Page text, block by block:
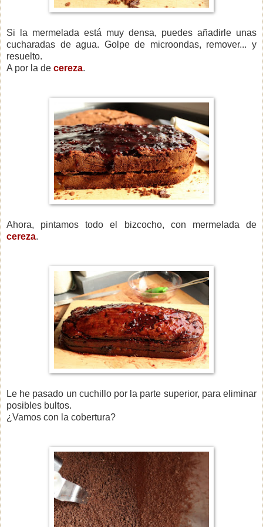
Si la mermelada está muy densa, puedes añadirle unas
cucharadas de agua. Golpe de microondas, remover... y
resuelto.
A por la de cereza.
Ahora, pintamos todo el bizcocho, con mermelada de
cereza.
Le he pasado un cuchillo por la parte superior, para eliminar
posibles bultos.
¿Vamos con la cobertura?